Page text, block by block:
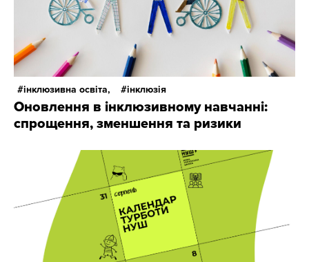
інклюзивна освіта, інклюзія
Оновлення в інклюзивному навчанні:
спрощення, зменшення та ризики